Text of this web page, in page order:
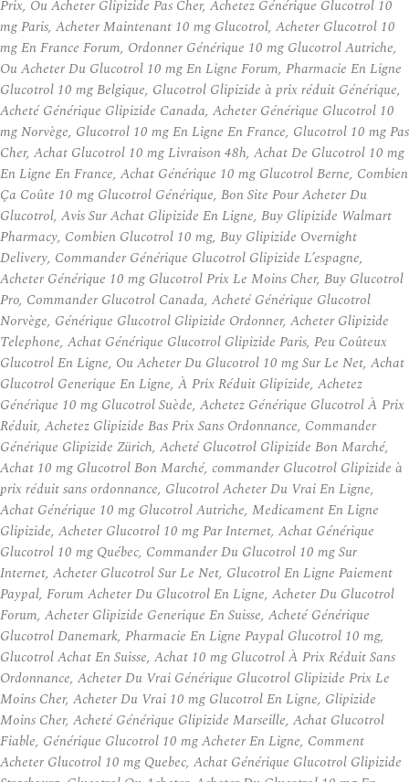
Prix, Ou Acheter Glipizide Pas Cher, Achetez Générique Glucotrol 10
mg Paris, Acheter Maintenant 10 mg Glucotrol, Acheter Glucotrol 10
mg En France Forum, Ordonner Générique 10 mg Glucotrol Autriche,
Ou Acheter Du Glucotrol 10 mg En Ligne Forum, Pharmacie En Ligne
Glucotrol 10 mg Belgique, Glucotrol Glipizide à prix réduit Générique,
Acheté Générique Glipizide Canada, Acheter Générique Glucotrol 10
mg Norvège, Glucotrol 10 mg En Ligne En France, Glucotrol 10 mg Pas
Cher, Achat Glucotrol 10 mg Livraison 48h, Achat De Glucotrol 10 mg
En Ligne En France, Achat Générique 10 mg Glucotrol Berne, Combien
Ça Coûte 10 mg Glucotrol Générique, Bon Site Pour Acheter Du
Glucotrol, Avis Sur Achat Glipizide En Ligne, Buy Glipizide Walmart
Pharmacy, Combien Glucotrol 10 mg, Buy Glipizide Overnight
Delivery, Commander Générique Glucotrol Glipizide L’espagne,
Acheter Générique 10 mg Glucotrol Prix Le Moins Cher, Buy Glucotrol
Pro, Commander Glucotrol Canada, Acheté Générique Glucotrol
Norvège, Générique Glucotrol Glipizide Ordonner, Acheter Glipizide
Telephone, Achat Générique Glucotrol Glipizide Paris, Peu Coûteux
Glucotrol En Ligne, Ou Acheter Du Glucotrol 10 mg Sur Le Net, Achat
Glucotrol Generique En Ligne, À Prix Réduit Glipizide, Achetez
Générique 10 mg Glucotrol Suède, Achetez Générique Glucotrol À Prix
Réduit, Achetez Glipizide Bas Prix Sans Ordonnance, Commander
Générique Glipizide Zürich, Acheté Glucotrol Glipizide Bon Marché,
Achat 10 mg Glucotrol Bon Marché, commander Glucotrol Glipizide à
prix réduit sans ordonnance, Glucotrol Acheter Du Vrai En Ligne,
Achat Générique 10 mg Glucotrol Autriche, Medicament En Ligne
Glipizide, Acheter Glucotrol 10 mg Par Internet, Achat Générique
Glucotrol 10 mg Québec, Commander Du Glucotrol 10 mg Sur
Internet, Acheter Glucotrol Sur Le Net, Glucotrol En Ligne Paiement
Paypal, Forum Acheter Du Glucotrol En Ligne, Acheter Du Glucotrol
Forum, Acheter Glipizide Generique En Suisse, Acheté Générique
Glucotrol Danemark, Pharmacie En Ligne Paypal Glucotrol 10 mg,
Glucotrol Achat En Suisse, Achat 10 mg Glucotrol À Prix Réduit Sans
Ordonnance, Acheter Du Vrai Générique Glucotrol Glipizide Prix Le
Moins Cher, Acheter Du Vrai 10 mg Glucotrol En Ligne, Glipizide
Moins Cher, Acheté Générique Glipizide Marseille, Achat Glucotrol
Fiable, Générique Glucotrol 10 mg Acheter En Ligne, Comment
Acheter Glucotrol 10 mg Quebec, Achat Générique Glucotrol Glipizide